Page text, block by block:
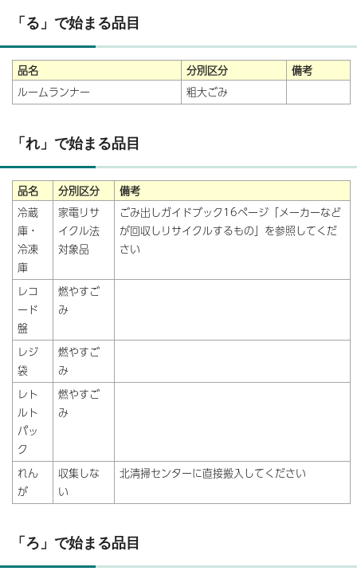
「る」で始まる品目
品名 分別区分
備考
ルームランナー
粗大ごみ
「れ」で始まる品目
品名 分別区分
備考
冷蔵
庫・
冷凍
庫
家電リサ
イクル法
対象品
ごみ出しガイドブック16ページ「メーカーなど
が回収しリサイクルするもの」を参照してくだ
さい
レコ
ード
盤
燃やすご
み
レジ
袋
燃やすご
み
レト
ルト
パッ
ク
燃やすご
み
れん
が
収集しな
い
北清掃センターに直接搬入してください
「ろ」で始まる品目